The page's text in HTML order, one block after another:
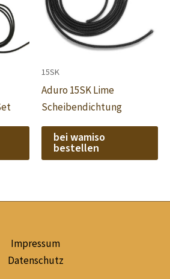
15SK
Aduro 15SK Lime
Scheibendichtung
bei wamiso
bestellen
Impressum
Datenschutz